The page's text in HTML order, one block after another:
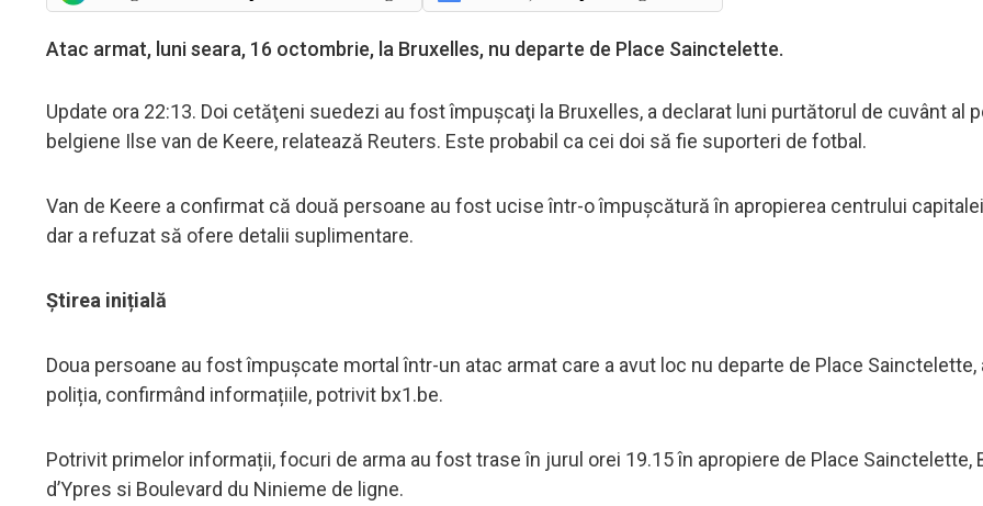
Atac armat, luni seara, 16 octombrie, la Bruxelles, nu departe de Place Sainctelette.
Update ora 22:13. Doi cetăţeni suedezi au fost împuşcaţi la Bruxelles, a declarat luni purtătorul de cuvânt al
belgiene Ilse van de Keere, relatează Reuters. Este probabil ca cei doi să fie suporteri de fotbal.
Van de Keere a confirmat că două persoane au fost ucise într-o împușcătură în apropierea centrului
dar a refuzat să ofere detalii suplimentare.
Știrea inițială
Doua persoane au fost împușcate mortal într-un atac armat care a avut loc nu departe de Place Sainctelette,
poliția, confirmând informațiile, potrivit bx1.be.
Potrivit primelor informații, focuri de arma au fost trase în jurul orei 19.15 în apropiere de Place Sainctelette,
d’Ypres si Boulevard du Ninieme de ligne.